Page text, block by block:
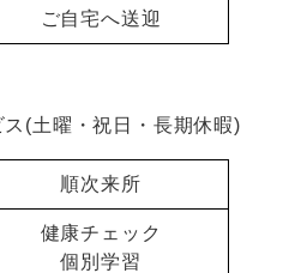
ご自宅へ送迎
(土曜・祝日・長期休暇)
順次来所
健康チェック
個別学習